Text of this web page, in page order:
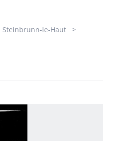
Steinbrunn-le-Haut